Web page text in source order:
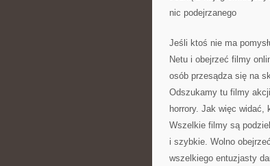
nic podejrzanego
Jeśli ktoś nie ma
Netu i obejrzeć filmy
osób przesądza się na
Odszukamy tu filmy
horrory. Jak więc widać,
Wszelkie filmy są
i szybkie. Wolno
wszelkiego entuzjasty